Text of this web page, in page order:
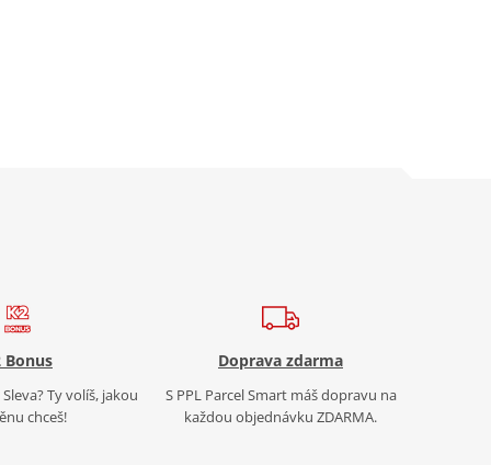
Bonus
Ty volíš, jakou
chceš!
Doprava zdarma
S PPL Parcel Smart máš dopravu na
každou objednávku ZDARMA.